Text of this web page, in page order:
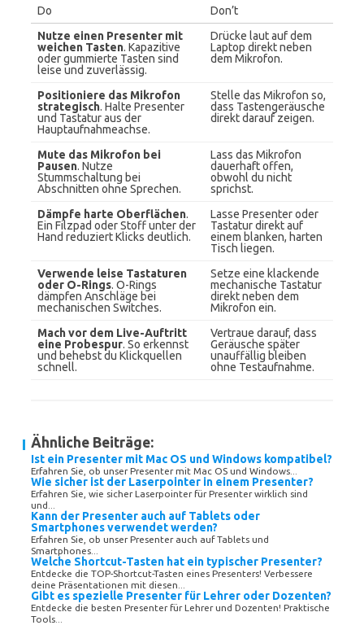
Do
Don’t
Nutze einen Presenter mit
weichen Tasten. Kapazitive
oder gummierte Tasten sind
leise und zuverlässig.
Drücke laut auf dem
Laptop direkt neben
dem Mikrofon.
Positioniere das Mikrofon
strategisch. Halte Presenter
und Tastatur aus der
Hauptaufnahmeachse.
Stelle das Mikrofon so,
dass Tastengeräusche
direkt darauf zeigen.
Mute das Mikrofon bei
Pausen. Nutze
Stummschaltung bei
Abschnitten ohne Sprechen.
Lass das Mikrofon
dauerhaft offen,
obwohl du nicht
sprichst.
Dämpfe harte Oberflächen.
Ein Filzpad oder Stoff unter der
Hand reduziert Klicks deutlich.
Lasse Presenter oder
Tastatur direkt auf
einem blanken, harten
Tisch liegen.
Verwende leise Tastaturen
oder O-Rings. O-Rings
dämpfen Anschläge bei
mechanischen Switches.
Setze eine klackende
mechanische Tastatur
direkt neben dem
Mikrofon ein.
Mach vor dem Live-Auftritt
eine Probespur. So erkennst
und behebst du Klickquellen
schnell.
Vertraue darauf, dass
Geräusche später
unauffällig bleiben
ohne Testaufnahme.
Ähnliche Beiträge:
Ist ein Presenter mit Mac OS und Windows kompatibel?
Erfahren Sie, ob unser Presenter mit Mac OS und Windows...
Wie sicher ist der Laserpointer in einem Presenter?
Erfahren Sie, wie sicher Laserpointer für Presenter wirklich sind
und...
Kann der Presenter auch auf Tablets oder
Smartphones verwendet werden?
Erfahren Sie, ob unser Presenter auch auf Tablets und
Smartphones...
Welche Shortcut-Tasten hat ein typischer Presenter?
Entdecke die TOP-Shortcut-Tasten eines Presenters! Verbessere
deine Präsentationen mit diesen...
Gibt es spezielle Presenter für Lehrer oder Dozenten?
Entdecke die besten Presenter für Lehrer und Dozenten! Praktische
Tools...